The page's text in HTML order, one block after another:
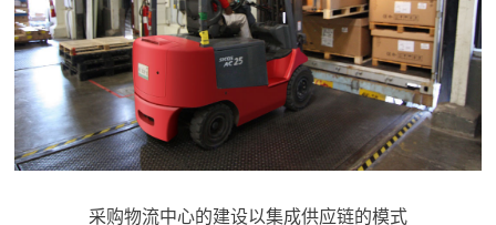
采购物流中心的建设以集成供应链的模式